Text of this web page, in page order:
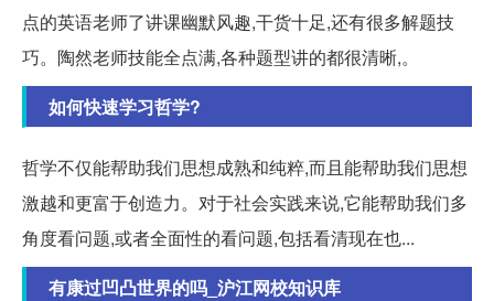
点的英语老师了讲课幽默风趣,干货十足,还有很多解题技
巧。陶然老师技能全点满,各种题型讲的都很清晰,。
如何快速学习哲学?
哲学不仅能帮助我们思想成熟和纯粹,而且能帮助我们思想
激越和更富于创造力。对于社会实践来说,它能帮助我们多
角度看问题,或者全面性的看问题,包括看清现在也...
有康过凹凸世界的吗_沪江网校知识库